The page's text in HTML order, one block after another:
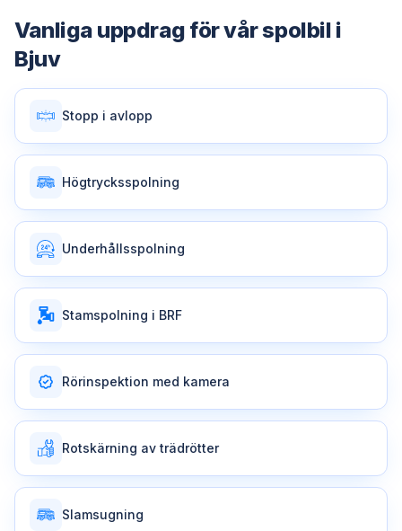
Vanliga uppdrag för vårspolbil i
Bjuv
Stopp i avlopp
Högtrycksspolning
Underhållsspolning
Stamspolning i BRF
Rörinspektion med kamera
Rotskärning av trädrötter
Slamsugning